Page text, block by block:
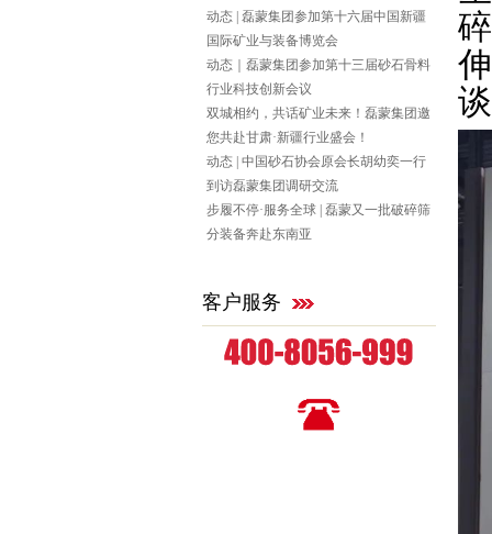
动态 | 磊蒙集团参加第十六届中国新疆
国际矿业与装备博览会
动态｜磊蒙集团参加第十三届砂石骨料
行业科技创新会议
双城相约，共话矿业未来！磊蒙集团邀
您共赴甘肃·新疆行业盛会！
动态 | 中国砂石协会原会长胡幼奕一行
到访磊蒙集团调研交流
步履不停·服务全球 | 磊蒙又一批破碎筛
分装备奔赴东南亚
客户服务